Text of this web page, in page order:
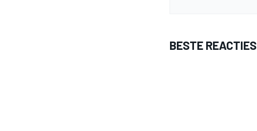
BESTE REACTIES